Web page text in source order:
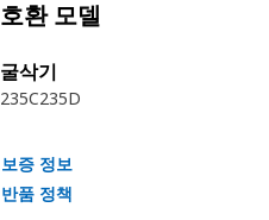
호환 모델
굴삭기
235C235D
보증 정보
반품 정책